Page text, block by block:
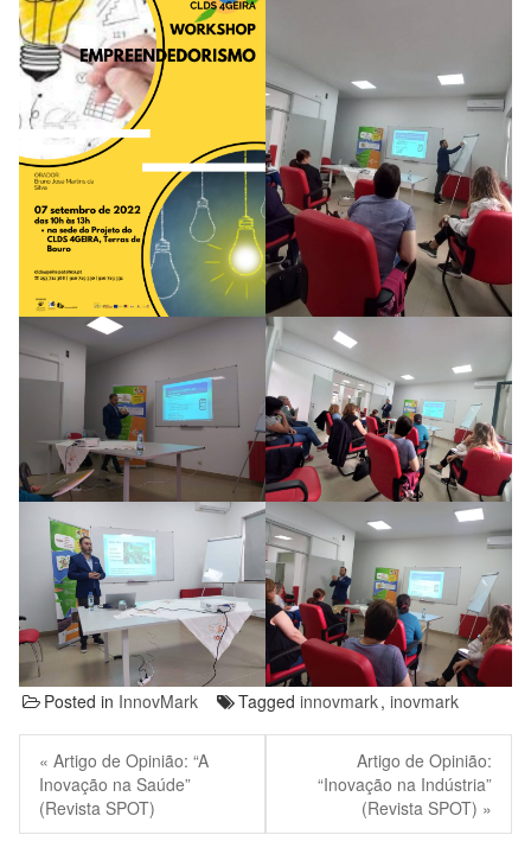
Posted in InnovMark Tagged innovmark, inovmark
« Artigo de Opinião: “A
Inovação na Saúde”
(Revista SPOT)
Artigo de Opinião:
“Inovação na Indústria”
(Revista SPOT) »